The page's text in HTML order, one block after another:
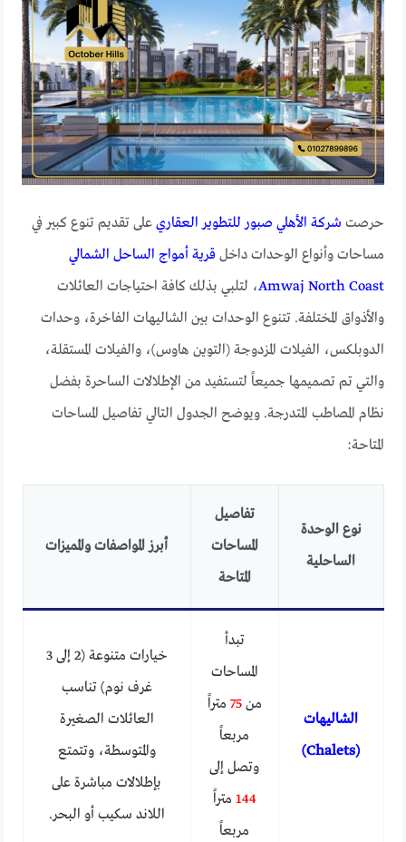
حرصت شركة الأهلي صبور للتطوير العقاري على تقديم تنوع كبير في
مساحات وأنواع الوحدات داخل قرية أمواج الساحل الشمالي
Amwaj North Coast، لتلبي بذلك كافة احتياجات العائلات
والأذواق المختلفة. تتنوع الوحدات بين الشاليهات الفاخرة، وحدات
الدوبلكس، الفيلات المزدوجة (التوين هاوس)، والفيلات المستقلة،
والتي تم تصميمها جميعاً لتستفيد من الإطلالات الساحرة بفضل
نظام المصاطب المتدرجة. ويوضح الجدول التالي تفاصيل المساحات
المتاحة:
نوع الوحدة
الساحلية
تفاصيل
المساحات
المتاحة
أبرز المواصفات والمميزات
الشاليهات
(Chalets)
تبدأ
المساحات
من75 متراً
مربعاً
وتصل إلى
144 متراً
مربعاً
خيارات متنوعة (2 إلى 3
غرف نوم) تناسب
العائلات الصغيرة
والمتوسطة، وتتمتع
بإطلالات مباشرة على
اللاند سكيب أو البحر.